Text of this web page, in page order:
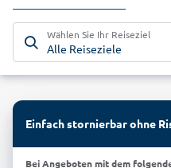
Wählen Sie Ihr Reiseziel
Alle Reiseziele
Einfach stornierbar ohne
Bei Angeboten mit dem